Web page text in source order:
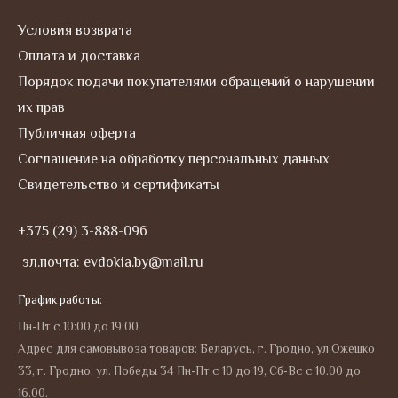
Условия возврата
Оплата и доставка
Порядок подачи покупателями обращений о нарушении
их прав
Публичная оферта
Соглашение на обработку персональных данных
Свидетельство и сертификаты
+375 (29) 3-888-096
эл.почта: evdokia.by@mail.ru
График работы:
Пн-Пт с 10:00 до 19:00
Адрес для самовывоза товаров: Беларусь, г. Гродно, ул.Ожешко
33, г. Гродно, ул. Победы 34 Пн-Пт с 10 до 19, Сб-Вс с 10.00 до
16.00.